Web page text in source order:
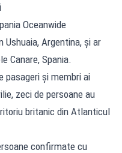
Oceanwide
Ushuaia, Argentina, și ar
Canare, Spania.
pasageri și membri ai
zeci de persoane au
britanic din Atlanticul
confirmate cu